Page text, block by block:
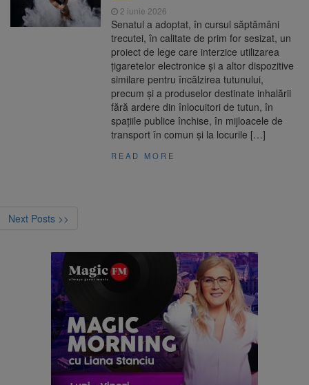
2 iunie 2026
Senatul a adoptat, în cursul săptămâni
trecutei, în calitate de prim for sesizat, un
proiect de lege care interzice utilizarea
țigaretelor electronice și a altor dispozitive
similare pentru încălzirea tutunului,
precum și a produselor destinate inhalării
fără ardere din înlocuitori de tutun, în
spațiile publice închise, în mijloacele de
transport în comun și la locurile […]
READ MORE
Next Posts >>